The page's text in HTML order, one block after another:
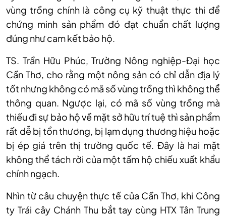
vùng trồng chính là công cụ kỹ thuật thực thi để
chứng minh sản phẩm đó đạt chuẩn chất lượng
đúng như cam kết bảo hộ.
TS. Trần Hữu Phúc, Trường Nông nghiệp-Đại học
Cần Thơ, cho rằng một nông sản có chỉ dẫn địa lý
tốt nhưng không có mã số vùng trồng thì không thể
thông quan. Ngược lại, có mã số vùng trồng mà
thiếu đi sự bảo hộ về mặt sở hữu trí tuệ thì sản phẩm
rất dễ bị tổn thương, bị lạm dụng thương hiệu hoặc
bị ép giá trên thị trường quốc tế. Đây là hai mặt
không thể tách rời của một tấm hộ chiếu xuất khẩu
chính ngạch.
Nhìn từ câu chuyện thực tế của Cần Thơ, khi Công
ty Trái cây Chánh Thu bắt tay cùng HTX Tân Trung